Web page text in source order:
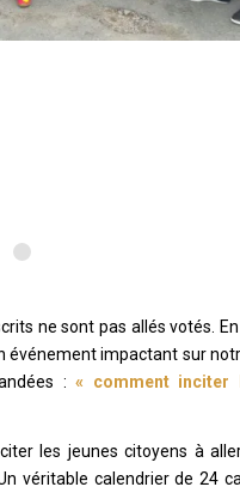
ne sont pas allés votés.
événement impactant sur
:« comment inciter
les jeunes citoyens à
véritable calendrier de 24